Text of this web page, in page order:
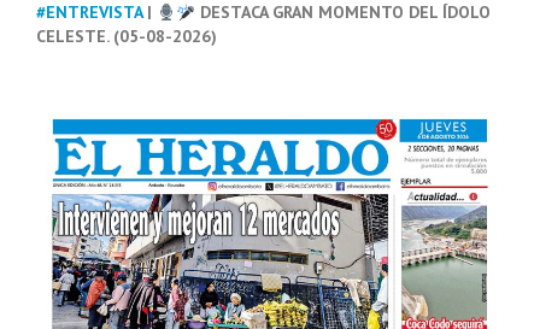
#ENTREVISTA|
DESTACA GRAN MOMENTO DEL ÍDOLO
CELESTE. (05-08-2026)